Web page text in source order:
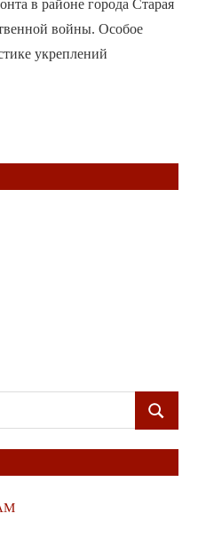
в районе города Старая
войны. Особое
укреплений
ПОИСК